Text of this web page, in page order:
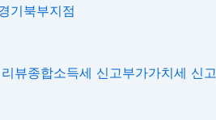
기북부지점
뷰종합소득세 신고부가가치세 신고